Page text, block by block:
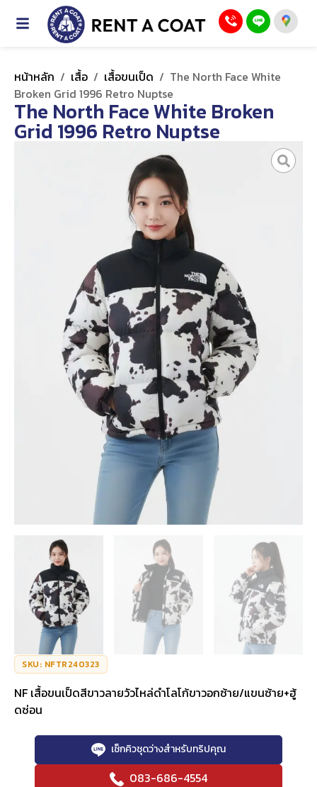
หน้าหลัก / เสื้อ / เสื้อขนเป็ด / The North Face White
Broken Grid 1996 Retro Nuptse
The North Face White Broken
Grid 1996 Retro Nuptse
SKU: NFTR240323
NF เสื้อขนเป็ดสีขาวลายวัวไหล่ดำโลโก้ขาวอกซ้าย/แขนซ้าย+ฮู้
ดซ่อน
เช็กคิวชุดว่างสำหรับทริปคุณ
083-686-4554